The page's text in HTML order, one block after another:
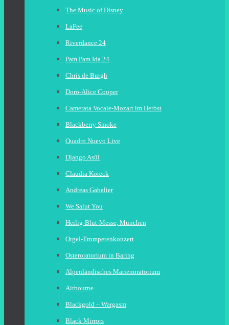
The Music of Disney
LaFee
Riverdance 24
Pam Pam Ida 24
Chris de Burgh
Doro-Alice Cooper
Camerata Vocale-Mozart im Herbst
Blackberry Smoke
Quadro Nuevo Live
Django Asül
Claudia Koreck
Andreas Gabalier
We Salut You
Heilig-Blut-Messe, München
Orgel-Trompetenkonzert
Osteroratorium in Baring
Alpenländisches Marienoratorium
Airbourne
Blackgold – Wargasm
Black Mirrors